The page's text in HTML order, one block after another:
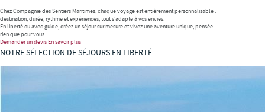
Chez Compagnie des Sentiers Maritimes, chaque voyage est entièrement personnalisable :
destination, durée, rythme et expériences, tout s'adapte à vos envies.
En liberté ou avec guide, créez un séjour sur mesure et vivez une aventure unique, pensée
rien que pour vous.
Demander un devis En savoir plus
NOTRE SÉLECTION DE SÉJOURS EN LIBERTÉ